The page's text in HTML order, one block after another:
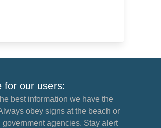
for our users:
best information we have the
obey signs at the beach or
agencies. Stay alert